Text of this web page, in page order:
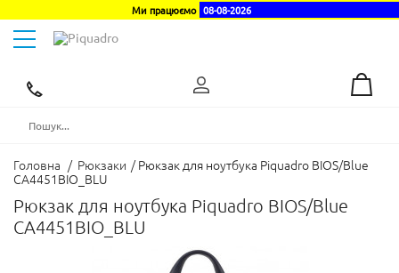
Ми працюємо 08-08-2026
Toggle
navigation
Головна / Рюкзаки / Рюкзак для ноутбука Piquadro BIOS/Blue
CA4451BIO_BLU
Рюкзак для ноутбука Piquadro BIOS/Blue
CA4451BIO_BLU